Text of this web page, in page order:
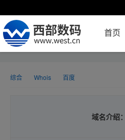
首页
综合 Whois 百度
域名介绍：